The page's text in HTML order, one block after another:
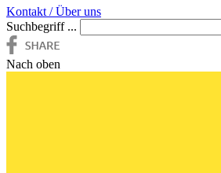
Kontakt / Über uns
Suchbegriff ...
Nach oben